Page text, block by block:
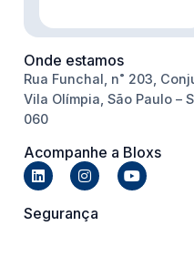
Onde estamos
Rua Funchal, n˚ 203,
Vila Olímpia, São Paulo –
060
Acompanhe a Bloxs
Segurança